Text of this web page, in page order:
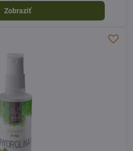
Zobraziť